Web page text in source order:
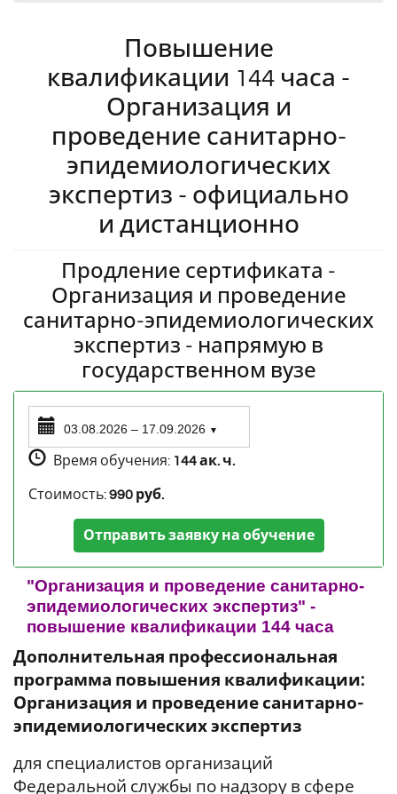
Повышение
квалификации 144 часа -
Организация и
проведение санитарно-
эпидемиологических
экспертиз - официально
и дистанционно
Продление сертификата -
Организация и проведение
санитарно-эпидемиологических
экспертиз - напрямую в
государственном вузе
03.08.2026 – 17.09.2026 ▼
Время обучения: 144 ак. ч.
Стоимость:990 руб.
Отправить заявку на обучение
"Организация и проведение санитарно-
эпидемиологических экспертиз" -
повышение квалификации 144 часа
Дополнительная профессиональная
программа повышения квалификации:
Организация и проведение санитарно-
эпидемиологических экспертиз
для специалистов организаций
Федеральной службы по надзору в сфере